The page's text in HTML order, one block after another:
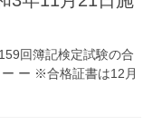
回簿記検定試験の合
ー ※合格証書は12月